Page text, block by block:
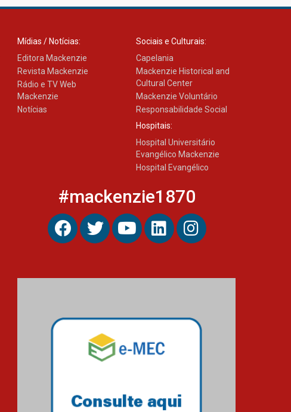
Mídias / Notícias:
Editora Mackenzie
Revista Mackenzie
Rádio e TV Web
Mackenzie
Notícias
Sociais e Culturais:
Capelania
Mackenzie Historical and
Cultural Center
Mackenzie Voluntário
Responsabilidade Social
Hospitais:
Hospital Universitário
Evangélico Mackenzie
Hospital Evangélico
#mackenzie1870